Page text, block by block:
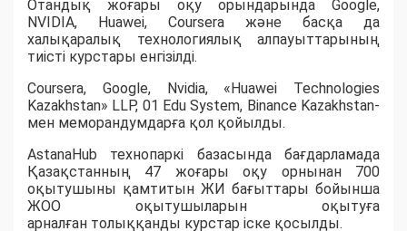
Отандық жоғары оқу орындарында Google,
NVIDIA, Huawei, Coursera және басқа да
халықаралық технологиялық алпауыттарының
тиісті курстары енгізілді.
Coursera, Google, Nvidia, «Huawei Technologies
Kazakhstan» LLP, 01 Edu System, Binance Kazakhstan-
мен меморандумдарға қол қойылды.
AstanaHub технопаркі базасында бағдарламада
Қазақстанның 47 жоғары оқу орнынан 700
оқытушыны қамтитын ЖИ бағыттары бойынша
ЖОО оқытушыларын оқытуға
арналған толыққанды курстар іске қосылды.